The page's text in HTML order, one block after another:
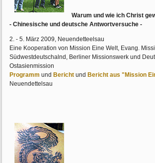
Warum und wie ich Christ
- Chinesische und deutsche Antwortversuche -
2. - 5. März 2009, Neuendetteelsau
Eine Kooperation von Mission Eine Welt, Evang.
Südwestdeutschalnd, Berliner Missionswerk und
Ostasienmission
Programm und Bericht und Bericht aus "Mission
Neuendettelsau